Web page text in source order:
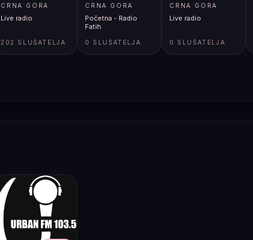
CRNA GORA
Live radio
202 SLUŠATELJA
CRNA GORA
Početna - Radio
Fatih
0 SLUŠATELJA
CRNA GORA
Live radio
0 SLUŠATELJA